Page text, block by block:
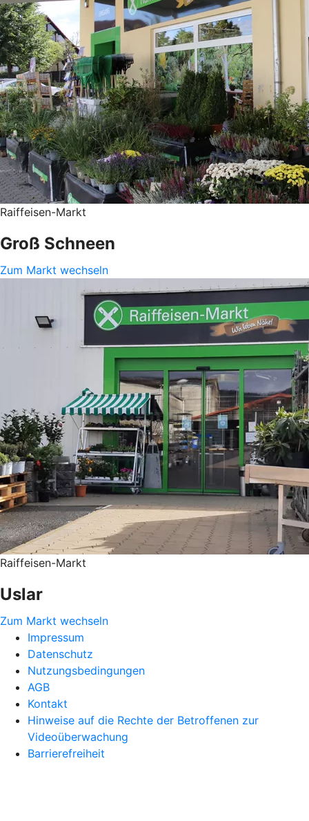
Raiffeisen-Markt
Groß Schneen
Zum Markt wechseln
Raiffeisen-Markt
Uslar
Zum Markt wechseln
Impressum
Datenschutz
Nutzungsbedingungen
AGB
Kontakt
Hinweise auf die Rechte der Betroffenen zur
Videoüberwachung
Barrierefreiheit